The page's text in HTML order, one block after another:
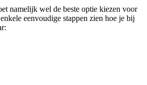
namelijk wel de beste optie kiezen voor
eenvoudige stappen zien hoe je bij